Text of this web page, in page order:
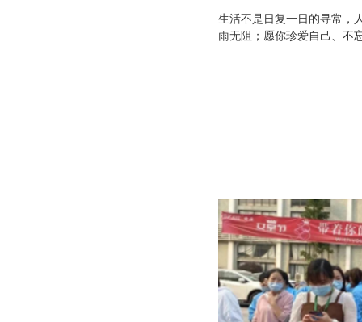
生活不是日复一日的寻常，
雨无阻；愿你珍爱自己、不